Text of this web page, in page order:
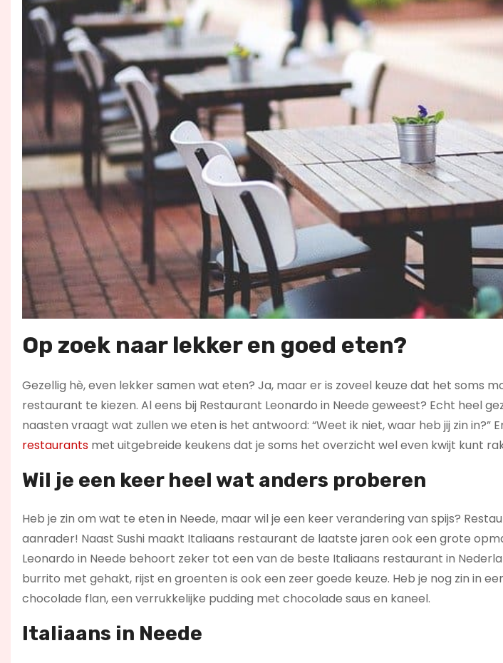
Op zoek naar lekker en goed eten?
Gezellig hè, even lekker samen wat eten? Ja, maar er is zoveel keuze dat het soms
restaurant te kiezen. Al eens bij Restaurant Leonardo in Neede geweest? Echt heel
naasten vraagt wat zullen we eten is het antwoord: “Weet ik niet, waar heb jij zin in?”
restaurants met uitgebreide keukens dat je soms het overzicht wel even kwijt kunt
Wil je een keer heel wat anders proberen
Heb je zin om wat te eten in Neede, maar wil je een keer verandering van spijs?
aanrader! Naast Sushi maakt Italiaans restaurant de laatste jaren ook een grote
Leonardo in Neede behoort zeker tot een van de beste Italiaans restaurant in
burrito met gehakt, rijst en groenten is ook een zeer goede keuze. Heb je nog zin in
chocolade flan, een verrukkelijke pudding met chocolade saus en kaneel.
Italiaans in Neede